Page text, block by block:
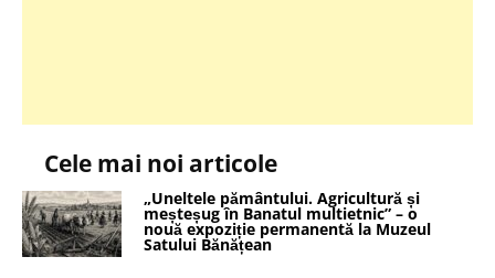
Cele mai noi articole
„Uneltele pământului. Agricultură și
meșteșug în Banatul multietnic” – o
nouă expoziție permanentă la Muzeul
Satului Bănățean